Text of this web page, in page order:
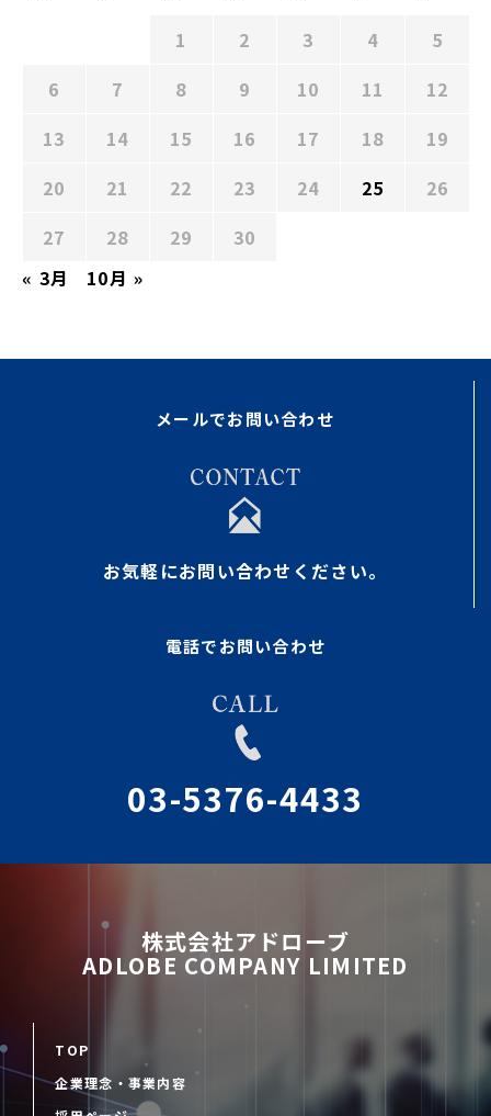
1 2 3 4
5
6
7 8 9 10 11
12
13
14 15 16 17 18
19
20
21 22 23 24 25
26
27
28 29
30
« 3月
10月 »
メールでお問い合わせ
お気軽にお問い合わせください。
電話でお問い合わせ
03-5376-4433
株式会社アドローブ
ADLOBE COMPANY LIMITED
TOP
企業理念・事業内容